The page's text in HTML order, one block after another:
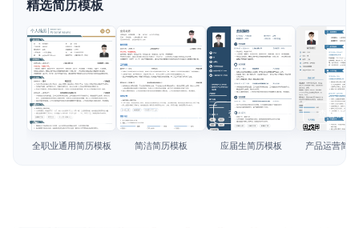
AI 模拟面试
面试自我介绍
AI 职场工具 New
简历模板
简历教程
精选简历模板
查看模板
全职业通用简历模板
查看模板
简洁简历模板
查看模板
应届生简历模板
查看模板
产品运营简